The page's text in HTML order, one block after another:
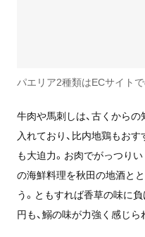
パエリア2種類はECサイトで
牛肉や馬刺しは、古くから
入れており、比内地鶏もお
も大迫力。お肉でがっつり
の海鮮料理を秋田の地酒と
う。ともすれば香草の味に
円も、鰯の味が力強く感じら